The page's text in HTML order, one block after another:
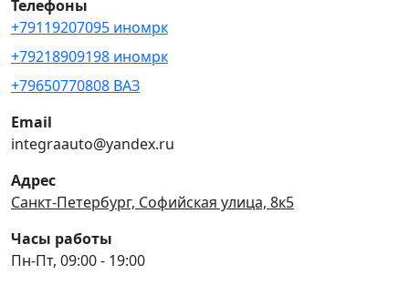
Телефоны
+79119207095 иномрк
+79218909198 иномрк
+79650770808 ВАЗ
Email
integraauto@yandex.ru
Адрес
Санкт-Петербург, Софийская улица, 8к5
Часы работы
Пн-Пт, 09:00 - 19:00